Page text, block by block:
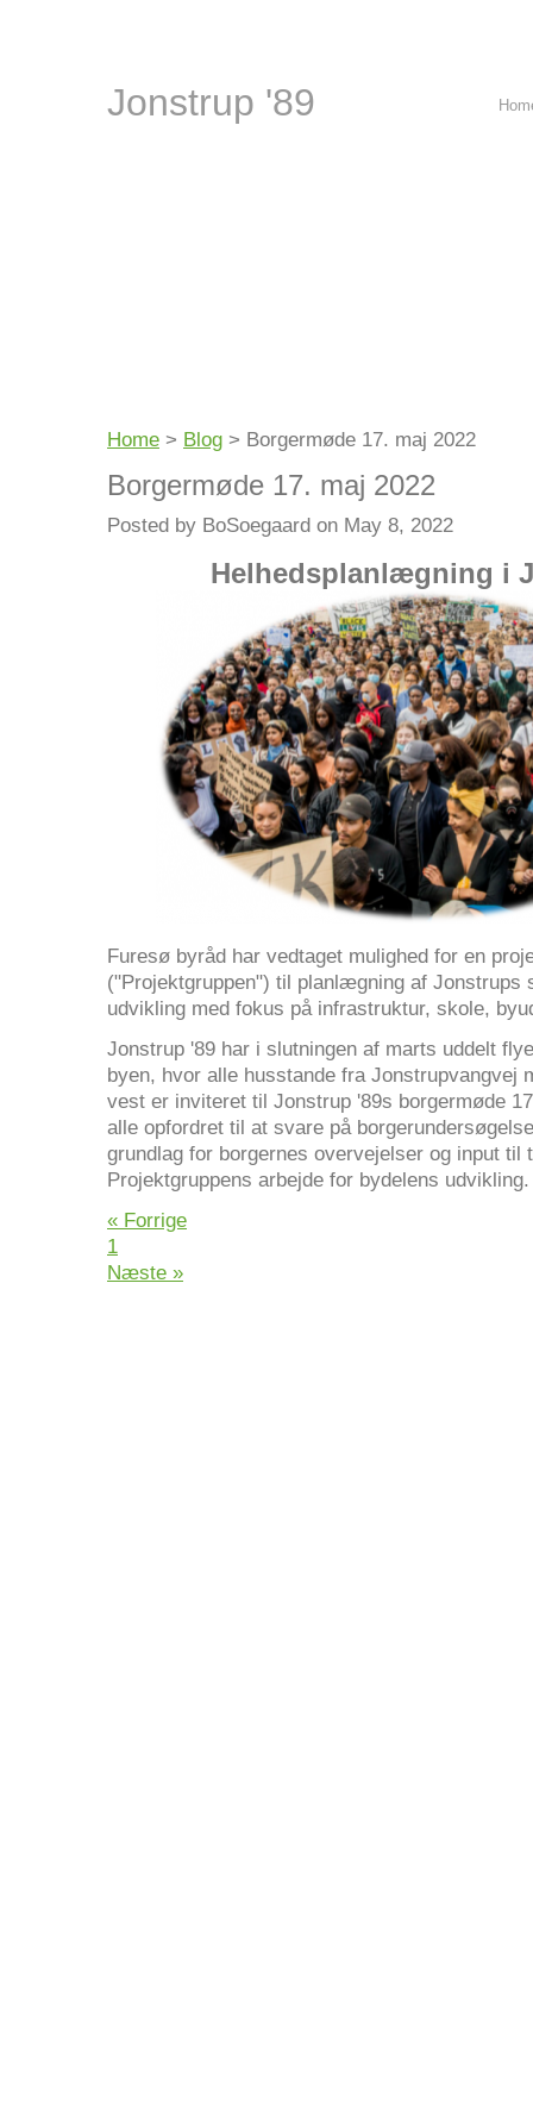
Jonstrup '89
Home > Blog > Borgermøde 17. maj 2022
Borgermøde 17. maj 2022
Posted by BoSoegaard on May 8, 2022
Helhedsplanlægning i
Furesø byråd har vedtaget mulighed for en
("Projektgruppen") til planlægning af Jonstrups
udvikling med fokus på infrastruktur, skole,
Jonstrup '89 har i slutningen af marts uddelt
byen, hvor alle husstande fra Jonstrupvangvej
vest er inviteret til Jonstrup '89s borgermøde
alle opfordret til at svare på
grundlag for borgernes overvejelser og input til
Projektgruppens arbejde for bydelens udvikling.
« Forrige
1
Næste »